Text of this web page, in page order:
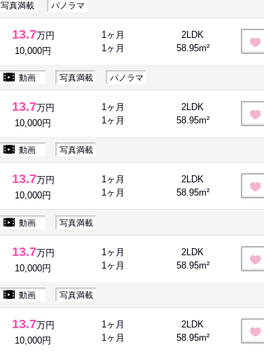
写真満載 パノラマ
13.7万円
10,000円
1ヶ月
1ヶ月
2LDK
58.95m²
動画 写真満載 パノラマ
13.7万円
10,000円
1ヶ月
1ヶ月
2LDK
58.95m²
動画 写真満載
13.7万円
10,000円
1ヶ月
1ヶ月
2LDK
58.95m²
動画 写真満載
13.7万円
10,000円
1ヶ月
1ヶ月
2LDK
58.95m²
動画 写真満載
13.7万円
10,000円
1ヶ月
1ヶ月
2LDK
58.95m²